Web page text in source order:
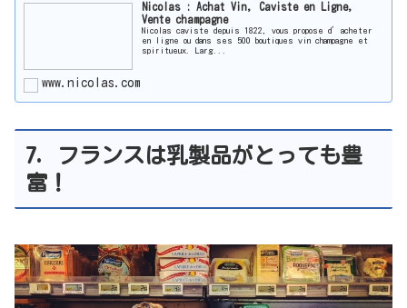
Nicolas : Achat Vin, Caviste en Ligne,
Vente champagne
Nicolas caviste depuis 1822, vous propose d’acheter
en ligne ou dans ses 500 boutiques vin champagne et
spiritueux. Larg...
www.nicolas.com
7. フランスは乳製品がとっても豊
富！